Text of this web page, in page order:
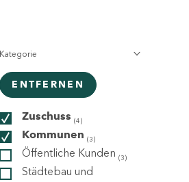
Kategorie
ENTFERNEN
Zuschuss (4)
Kommunen (3)
Öffentliche Kunden (3)
Städtebau und